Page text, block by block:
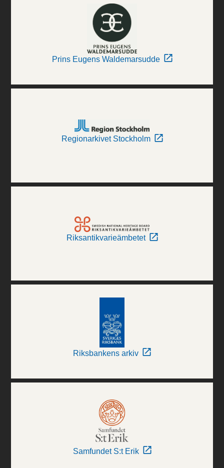
Prins Eugens Waldemarsudde
Regionarkivet Stockholm
Riksantikvarieämbetet
Riksbankens arkiv
Samfundet S:t Erik